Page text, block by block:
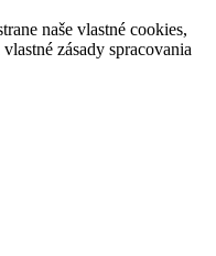
naše vlastné cookies,
zásady spracovania